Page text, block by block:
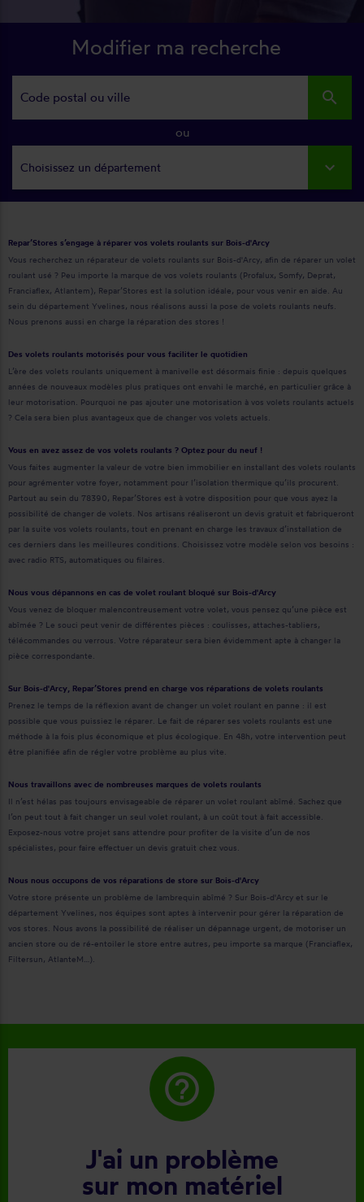
Modifier ma recherche
search
ou
Choisissez un département
Repar’Stores s’engage à réparer vos volets roulants sur Bois-d'Arcy
Vous recherchez un réparateur de volets roulants sur Bois-d'Arcy, afin de réparer un volet
roulant usé ? Peu importe la marque de vos volets roulants (Profalux, Somfy, Deprat,
Franciaflex, Atlantem), Repar’Stores est la solution idéale, pour vous venir en aide. Au
sein du département Yvelines, nous réalisons aussi la pose de volets roulants neufs.
Nous prenons aussi en charge la réparation des stores !
Des volets roulants motorisés pour vous faciliter le quotidien
L’ère des volets roulants uniquement à manivelle est désormais finie : depuis quelques
années de nouveaux modèles plus pratiques ont envahi le marché, en particulier grâce à
leur motorisation. Pourquoi ne pas ajouter une motorisation à vos volets roulants actuels
? Cela sera bien plus avantageux que de changer vos volets actuels.
Vous en avez assez de vos volets roulants ? Optez pour du neuf !
Vous faites augmenter la valeur de votre bien immobilier en installant des volets roulants
pour agrémenter votre foyer, notamment pour l’isolation thermique qu’ils procurent.
Partout au sein du 78390, Repar’Stores est à votre disposition pour que vous ayez la
possibilité de changer de volets. Nos artisans réaliseront un devis gratuit et fabriqueront
par la suite vos volets roulants, tout en prenant en charge les travaux d’installation de
ces derniers dans les meilleures conditions. Choisissez votre modèle selon vos besoins :
avec radio RTS, automatiques ou filaires.
Nous vous dépannons en cas de volet roulant bloqué sur Bois-d'Arcy
Vous venez de bloquer malencontreusement votre volet, vous pensez qu’une pièce est
abîmée ? Le souci peut venir de différentes pièces : coulisses, attaches-tabliers,
télécommandes ou verrous. Votre réparateur sera bien évidemment apte à changer la
pièce correspondante.
Sur Bois-d'Arcy, Repar’Stores prend en charge vos réparations de volets roulants
Prenez le temps de la réflexion avant de changer un volet roulant en panne : il est
possible que vous puissiez le réparer. Le fait de réparer ses volets roulants est une
méthode à la fois plus économique et plus écologique. En 48h, votre intervention peut
être planifiée afin de régler votre problème au plus vite.
Nous travaillons avec de nombreuses marques de volets roulants
Il n’est hélas pas toujours envisageable de réparer un volet roulant abîmé. Sachez que
l’on peut tout à fait changer un seul volet roulant, à un coût tout à fait accessible.
Exposez-nous votre projet sans attendre pour profiter de la visite d’un de nos
spécialistes, pour faire effectuer un devis gratuit chez vous.
Nous nous occupons de vos réparations de store sur Bois-d'Arcy
Votre store présente un problème de lambrequin abîmé ? Sur Bois-d'Arcy et sur le
département Yvelines, nos équipes sont aptes à intervenir pour gérer la réparation de
vos stores. Nous avons la possibilité de réaliser un dépannage urgent, de motoriser un
ancien store ou de ré-entoiler le store entre autres, peu importe sa marque (Franciaflex,
Filtersun, AtlanteM…).
help_outline
J'ai un problème
sur mon matériel